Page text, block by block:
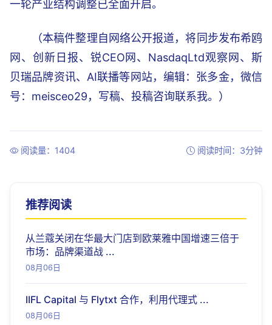
一轮产业结构调整已全面开启。
（本稿件整理自网络公开报道，将同步发布希鸥
网、创新日报、锐CEO网、NasdaqLtd观察网、斯
贝瑞品牌资讯、AI联播等网站，编辑：张多金，微信
号：meisceo29，写稿、投稿咨询联系我。）
阅读量：1404 阅读时间：3分钟
推荐阅读
从兰蔻关闭在华最大门店到欧莱雅中国增速三倍于
市场：品牌渠道战 ...
08月06日
IIFL Capital 与 Flytxt 合作，利用代理式 ...
08月06日